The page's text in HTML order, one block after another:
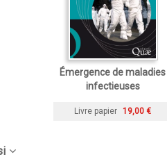
Émergence de maladies
infectieuses
Livre papier 19,00 €